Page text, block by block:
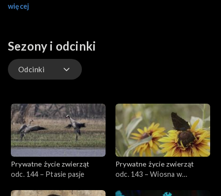
który przesypia aż 22 godziny. Niektóre zwierzęta potrafią spać
więcej
Sezony i odcinki
Odcinki
Prywatne życie zwierząt
odc. 144 – Ptasie pasje
Prywatne życie zwierząt
odc. 143 – Wiosna w